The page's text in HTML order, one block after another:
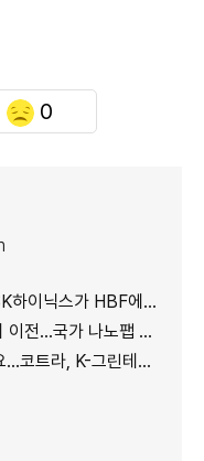
0
가 HBF에 집중하는 이유
가 나노팹 공정 지원
그린테크 수출길 넓힌다